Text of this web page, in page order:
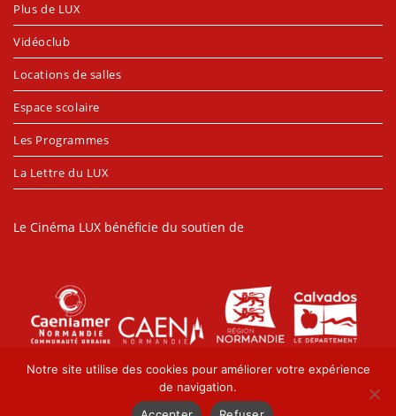
Plus de LUX
Vidéoclub
Locations de salles
Espace scolaire
Les Programmes
La Lettre du LUX
Le Cinéma LUX bénéficie du soutien de
Notre site utilise des cookies pour améliorer votre expérience
de navigation.